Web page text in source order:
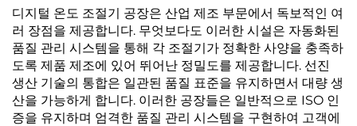
디지털 온도 조절기 공장은 산업 제조 부문에서 독보적인 여
러 장점을 제공합니다. 무엇보다도 이러한 시설은 자동화된
품질 관리 시스템을 통해 각 조절기가 정확한 사양을 충족하
도록 제품 제조에 있어 뛰어난 정밀도를 제공합니다. 선진
생산 기술의 통합은 일관된 품질 표준을 유지하면서 대량 생
산을 가능하게 합니다. 이러한 공장들은 일반적으로 ISO 인
증을 유지하며 엄격한 품질 관리 시스템을 구현하여 고객에